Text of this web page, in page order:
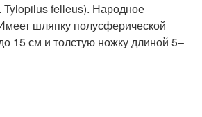
felleus). Народное
шляпку полусферической
15 см и толстую ножку длиной 5–